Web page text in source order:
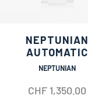
NEPTUNIAN
AUTOMATIC
NEPTUNIAN
CHF 1,350.00